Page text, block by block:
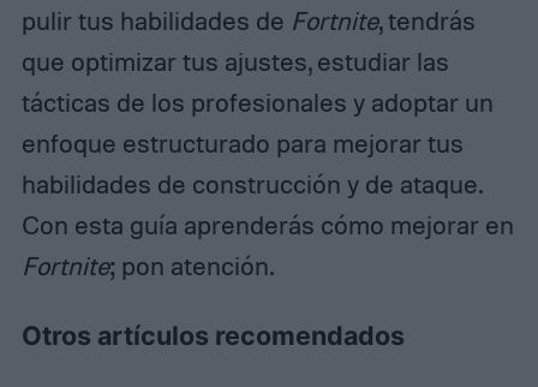
pulir tus habilidades de Fortnite, tendrás
que optimizar tus ajustes, estudiar las
tácticas de los profesionales y adoptar un
enfoque estructurado para mejorar tus
habilidades de construcción y de ataque.
Con esta guía aprenderás cómo mejorar en
Fortnite; pon atención.
Otros artículos recomendados